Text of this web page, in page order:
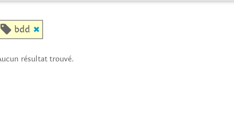
 bdd 
résultat trouvé.